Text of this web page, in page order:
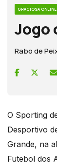
GRACIOSA ONLINE
Jogo
Rabo de
O Sporting
Desportivo
Grande, na
Futebol dos